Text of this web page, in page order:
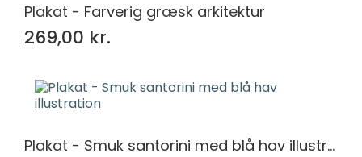
Plakat - Farverig græsk arkitektur
269,00 kr.
Plakat - Smuk santorini med blå hav illustration